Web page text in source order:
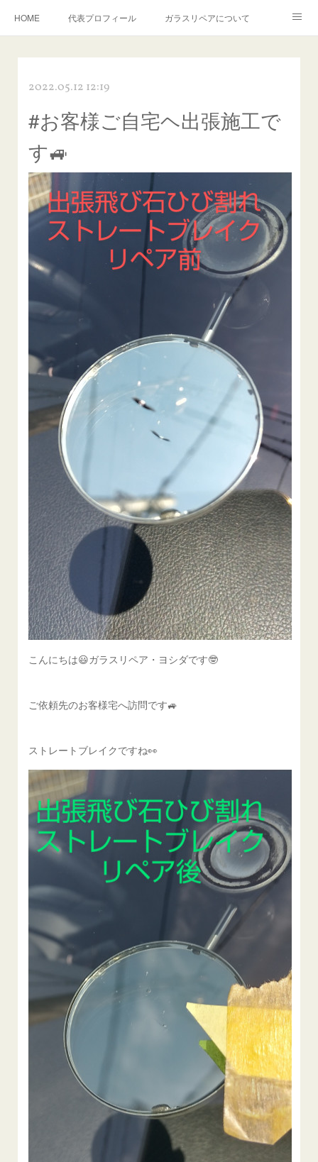
HOME 代表プロフィール ガラスリペアについて
飛び石施工料金について
当店へのアクセス 建築ガラスキズ取り・研磨・磨き
【プロ使用】フッ素系ガラストリートメント『アクアペル』
欧州車モールの白サビやシミを落とす！
instagram記事 ガラスリペア施工価格
飛び石ひび割れでヒビ先が伸びた場合は？
2022.05.12 12:19
#お客様ご自宅ヘ出張施工で
す🚙
こんにちは😃ガラスリペア・ヨシダです🤓
ご依頼先のお客様宅へ訪問です🚙
ストレートブレイクですね👀